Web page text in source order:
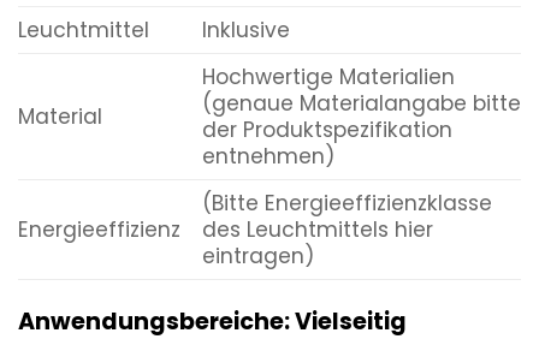
Leuchtmittel
Inklusive
Material
Hochwertige Materialien
(genaue Materialangabe bitte
der Produktspezifikation
entnehmen)
Energieeffizienz
(Bitte Energieeffizienzklasse
des Leuchtmittels hier
eintragen)
Anwendungsbereiche: Vielseitig